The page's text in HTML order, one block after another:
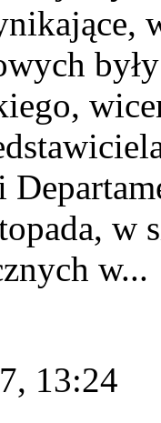
w
w...
13:24